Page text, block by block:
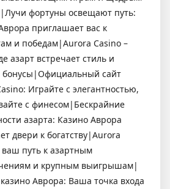
фортуны освещают путь:
приглашает вас к
и победам|Aurora Casino –
азарт встречает стиль и
сайт
Играйте с элегантностью,
с финесом|Бескрайние
азарта: Казино Аврора
двери к богатству|Aurora
ваш путь к азартным
и крупным выигрышам|
Аврора: Ваша точка входа